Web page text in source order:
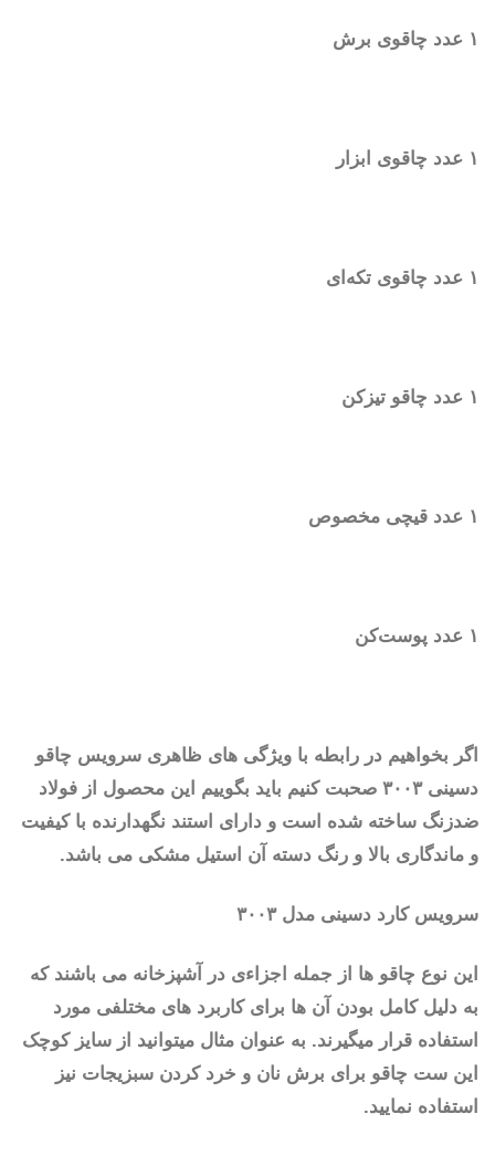
۱ عدد چاقوی برش
۱ عدد چاقوی ابزار
۱ عدد چاقوی تکه‌ای
۱ عدد چاقو تیزکن
۱ عدد قیچی مخصوص
۱ عدد پوست‌کن
اگر بخواهیم در رابطه با ویژگی های ظاهری سرویس چاقو
دسینی ۳۰۰۳ صحبت کنیم باید بگوییم این محصول از فولاد
ضدزنگ ساخته شده است و دارای استند نگهدارنده با کیفیت
و ماندگاری بالا و رنگ دسته آن استیل مشکی می باشد.
سرویس کارد دسینی مدل ۳۰۰۳
این نوع چاقو ها از جمله اجزاءی در آشپزخانه می باشند که
به دلیل کامل بودن آن ها برای کاربرد های مختلفی مورد
استفاده قرار میگیرند. به عنوان مثال میتوانید از سایز کوچک
این ست چاقو برای برش نان و خرد کردن سبزیجات نیز
استفاده نمایید.